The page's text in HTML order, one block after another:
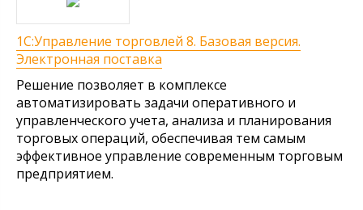
1С:Управление торговлей 8. Базовая версия.
Электронная поставка
Решение позволяет в комплексе
автоматизировать задачи оперативного и
управленческого учета, анализа и планирования
торговых операций, обеспечивая тем самым
эффективное управление современным торговым
предприятием.